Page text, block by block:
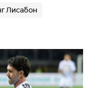
Лисабон